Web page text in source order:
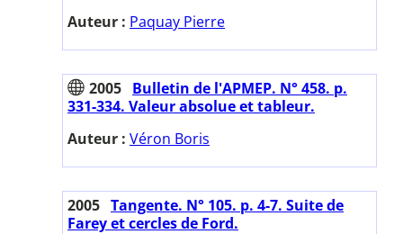
Auteur : Paquay Pierre
2005 Bulletin de l'APMEP. N° 458. p.
331-334. Valeur absolue et tableur.
Auteur : Véron Boris
2005 Tangente. N° 105. p. 4-7. Suite de
Farey et cercles de Ford.